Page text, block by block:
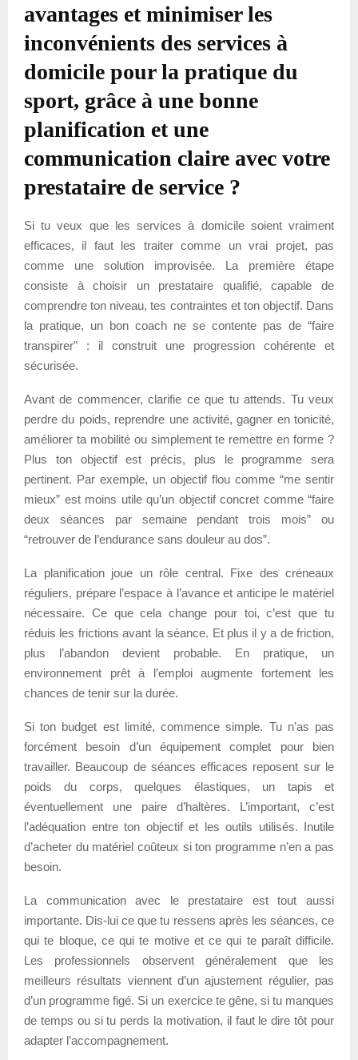
avantages et minimiser les
inconvénients des services à
domicile pour la pratique du
sport, grâce à une bonne
planification et une
communication claire avec votre
prestataire de service ?
Si tu veux que les services à domicile soient vraiment
efficaces, il faut les traiter comme un vrai projet, pas
comme une solution improvisée. La première étape
consiste à choisir un prestataire qualifié, capable de
comprendre ton niveau, tes contraintes et ton objectif. Dans
la pratique, un bon coach ne se contente pas de “faire
transpirer” : il construit une progression cohérente et
sécurisée.
Avant de commencer, clarifie ce que tu attends. Tu veux
perdre du poids, reprendre une activité, gagner en tonicité,
améliorer ta mobilité ou simplement te remettre en forme ?
Plus ton objectif est précis, plus le programme sera
pertinent. Par exemple, un objectif flou comme “me sentir
mieux” est moins utile qu’un objectif concret comme “faire
deux séances par semaine pendant trois mois” ou
“retrouver de l’endurance sans douleur au dos”.
La planification joue un rôle central. Fixe des créneaux
réguliers, prépare l’espace à l’avance et anticipe le matériel
nécessaire. Ce que cela change pour toi, c’est que tu
réduis les frictions avant la séance. Et plus il y a de friction,
plus l’abandon devient probable. En pratique, un
environnement prêt à l’emploi augmente fortement les
chances de tenir sur la durée.
Si ton budget est limité, commence simple. Tu n’as pas
forcément besoin d’un équipement complet pour bien
travailler. Beaucoup de séances efficaces reposent sur le
poids du corps, quelques élastiques, un tapis et
éventuellement une paire d’haltères. L’important, c’est
l’adéquation entre ton objectif et les outils utilisés. Inutile
d’acheter du matériel coûteux si ton programme n’en a pas
besoin.
La communication avec le prestataire est tout aussi
importante. Dis-lui ce que tu ressens après les séances, ce
qui te bloque, ce qui te motive et ce qui te paraît difficile.
Les professionnels observent généralement que les
meilleurs résultats viennent d’un ajustement régulier, pas
d’un programme figé. Si un exercice te gêne, si tu manques
de temps ou si tu perds la motivation, il faut le dire tôt pour
adapter l’accompagnement.